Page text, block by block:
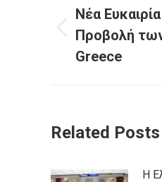
navigation
Previous
post:
Νέα
Προβολή
Greece
Related Posts
Η